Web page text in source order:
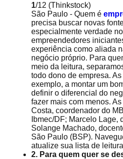
1/12 (Thinkstock)
São Paulo - Quem é
precisa buscar novas
especialmente verdade
empreendedores
experiência como aliada
negócio próprio. Para
meio da leitura,
todo dono de empresa.
exemplo, a montar um
definir o diferencial do
fazer mais com menos.
Costa, coordenador do
Ibmec/DF; Marcelo Lage,
Solange Machado,
São Paulo (BSP).
atualize sua lista de
2. Para quem quer se